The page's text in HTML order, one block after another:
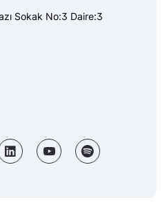
Sokak No:3 Daire:3